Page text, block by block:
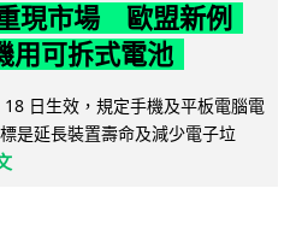
現市場 歐盟新例
用可拆式電池
日生效，規定手機及平板電腦電
是延長裝置壽命及減少電子垃